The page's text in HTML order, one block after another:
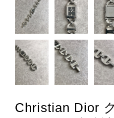
Christian Dior